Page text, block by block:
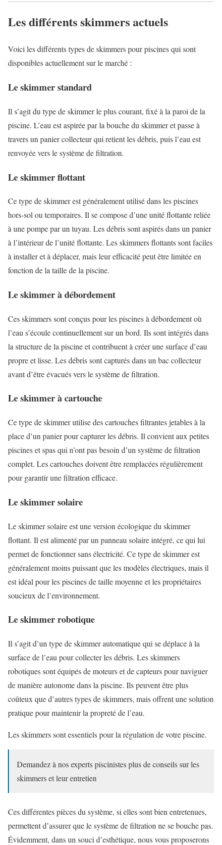
Les différents skimmers actuels
Voici les différents types de skimmers pour piscines qui sont
disponibles actuellement sur le marché :
Le skimmer standard
Il s’agit du type de skimmer le plus courant, fixé à la paroi de la
piscine. L’eau est aspirée par la bouche du skimmer et passe à
travers un panier collecteur qui retient les débris, puis l’eau est
renvoyée vers le système de filtration.
Le skimmer flottant
Ce type de skimmer est généralement utilisé dans les piscines
hors-sol ou temporaires. Il se compose d’une unité flottante reliée
à une pompe par un tuyau. Les débris sont aspirés dans un panier
à l’intérieur de l’unité flottante. Les skimmers flottants sont faciles
à installer et à déplacer, mais leur efficacité peut être limitée en
fonction de la taille de la piscine.
Le skimmer à débordement
Ces skimmers sont conçus pour les piscines à débordement où
l’eau s’écoule continuellement sur un bord. Ils sont intégrés dans
la structure de la piscine et contribuent à créer une surface d’eau
propre et lisse. Les débris sont capturés dans un bac collecteur
avant d’être évacués vers le système de filtration.
Le skimmer à cartouche
Ce type de skimmer utilise des cartouches filtrantes jetables à la
place d’un panier pour capturer les débris. Il convient aux petites
piscines et spas qui n’ont pas besoin d’un système de filtration
complet. Les cartouches doivent être remplacées régulièrement
pour garantir une filtration efficace.
Le skimmer solaire
Le skimmer solaire est une version écologique du skimmer
flottant. Il est alimenté par un panneau solaire intégré, ce qui lui
permet de fonctionner sans électricité. Ce type de skimmer est
généralement moins puissant que les modèles électriques, mais il
est idéal pour les piscines de taille moyenne et les propriétaires
soucieux de l’environnement.
Le skimmer robotique
Il s’agit d’un type de skimmer automatique qui se déplace à la
surface de l’eau pour collecter les débris. Les skimmers
robotiques sont équipés de moteurs et de capteurs pour naviguer
de manière autonome dans la piscine. Ils peuvent être plus
coûteux que d’autres types de skimmers, mais offrent une solution
pratique pour maintenir la propreté de l’eau.
Les skimmers sont essentiels pour la régulation de votre piscine.
Demandez à nos experts piscinistes plus de conseils sur les
skimmers et leur entretien
Ces différentes pièces du système, si elles sont bien entretenues,
permettent d’assurer que le système de filtration ne se bouche pas.
Évidemment, dans un souci d’esthétique, nous vous proposerons